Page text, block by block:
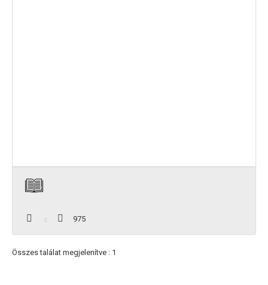
975
Összes találat megjelenítve : 1